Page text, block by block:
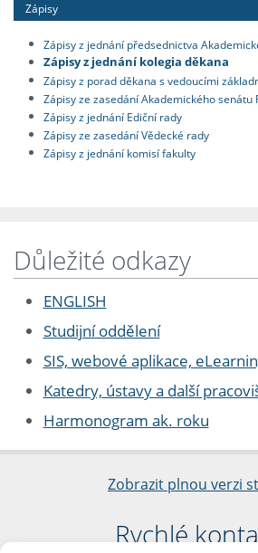
Zápisy
Zápisy z jednání předsednictva
Zápisy z jednání kolegia děkana
Zápisy z porad děkana s vedoucími
Zápisy ze zasedání Akademického senátu
Zápisy z jednání Ediční rady
Zápisy ze zasedání Vědecké rady
Zápisy z jednání komisí fakulty
Důležité odkazy
ENGLISH
Studijní oddělení
SIS, webové aplikace,
Katedry, ústavy a další
Harmonogram ak. roku
Zobrazit plnou verzi
Rychlé